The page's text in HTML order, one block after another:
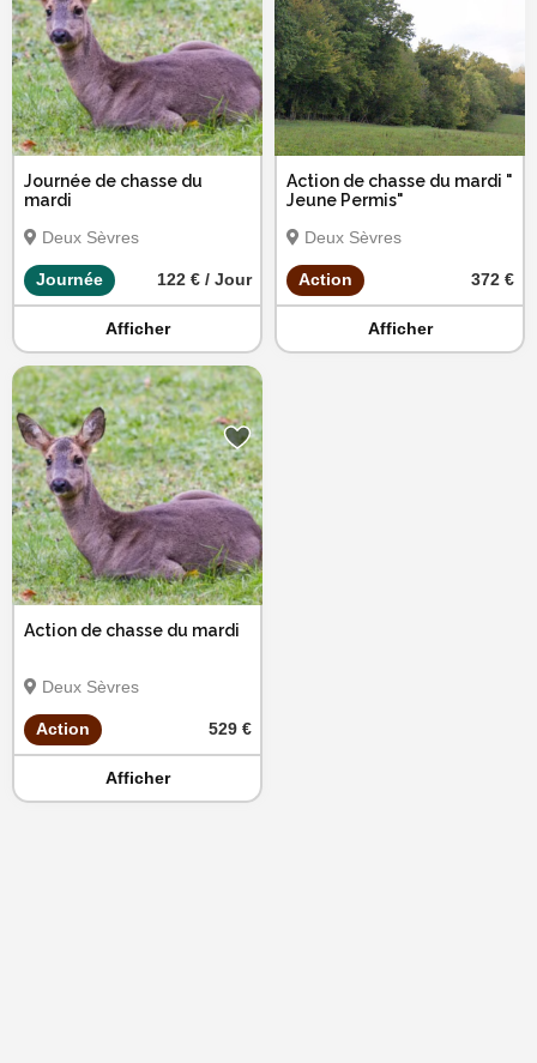
Journée de chasse du
mardi
Deux Sèvres
Journée 122 € / Jour
Afficher
Action de chasse du mardi "
Jeune Permis"
Deux Sèvres
Action 372 €
Afficher
Action de chasse du mardi
Deux Sèvres
Action 529 €
Afficher